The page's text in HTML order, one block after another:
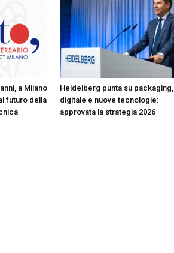
a Milano
futuro della
Heidelberg punta su packaging,
digitale e nuove tecnologie:
approvata la strategia 2026